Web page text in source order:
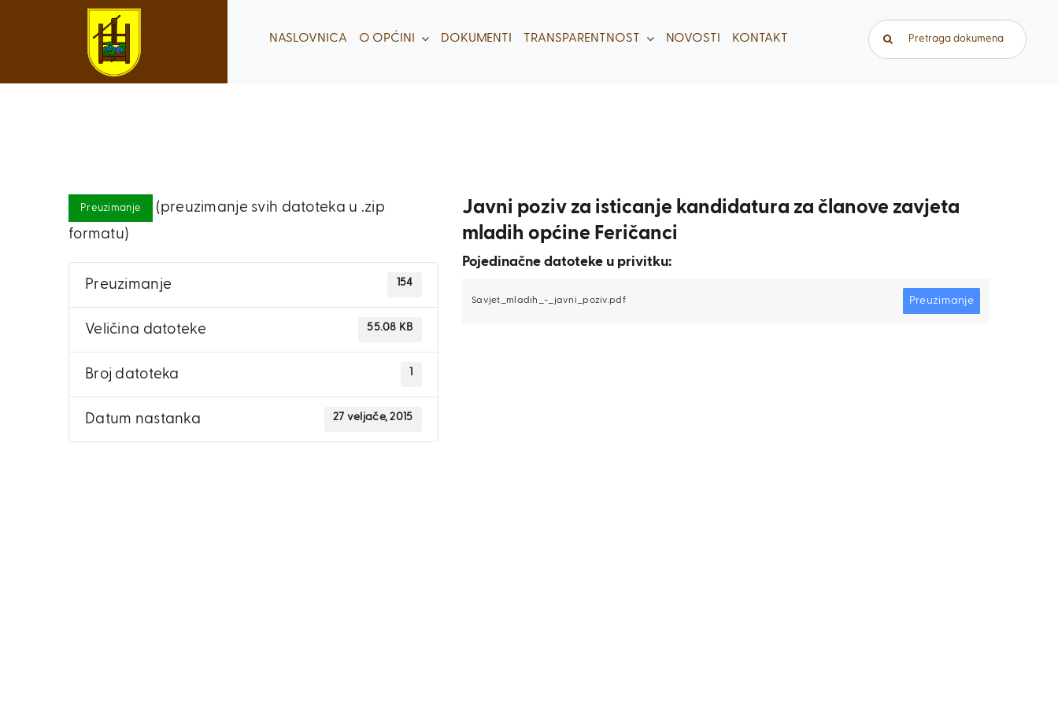
NASLOVNICA O OPĆINI DOKUMENTI TRANSPARENTNOST NOVOSTI KONTAKT Traži...
Preuzimanje
(preuzimanje svih datoteka u .zip
formatu)
Preuzimanje 154
Veličina datoteke 55.08 KB
Broj datoteka 1
Datum nastanka 27 veljače, 2015
Javni poziv za isticanje kandidatura za članove zavjeta
mladih općine Feričanci
Pojedinačne datoteke u privitku:
Savjet_mladih_-_javni_poziv.pdf Preuzimanje